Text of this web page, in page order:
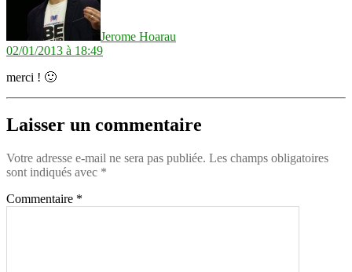
Jerome Hoarau
02/01/2013 à 18:49
merci ! 🙂
Laisser un commentaire
Votre adresse e-mail ne sera pas publiée. Les champs obligatoires
sont indiqués avec *
Commentaire *